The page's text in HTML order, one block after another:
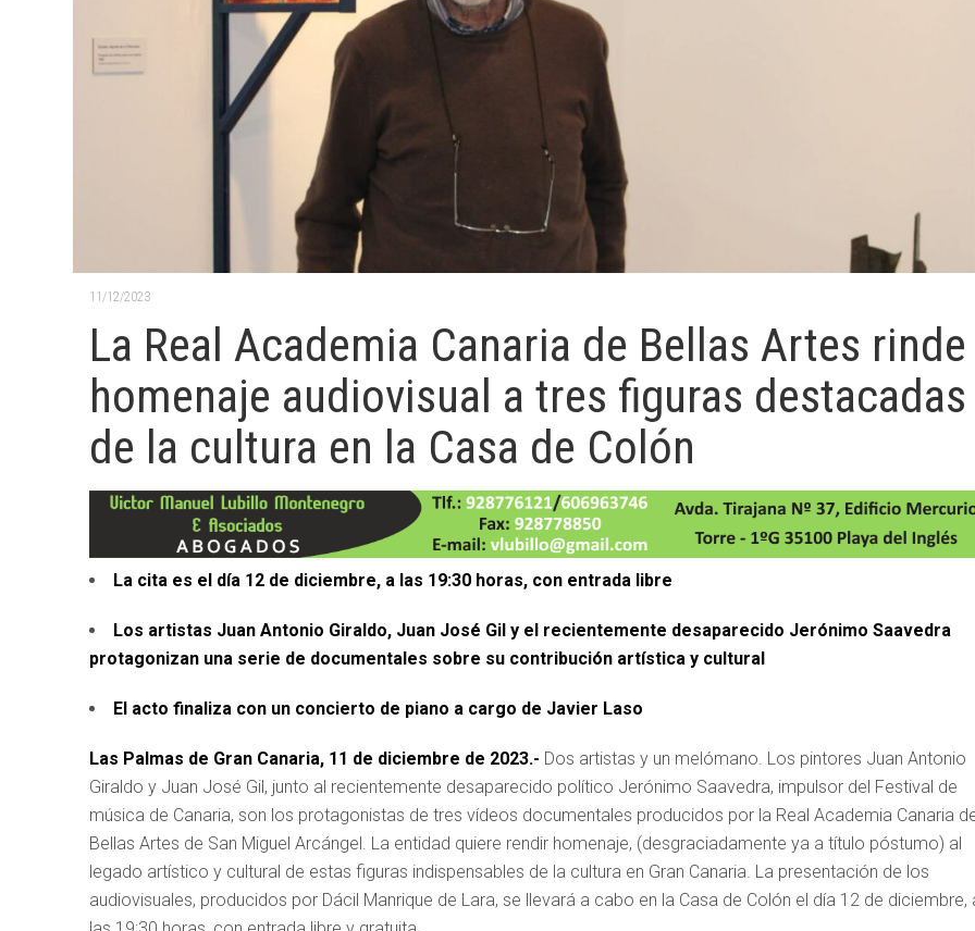
11/12/2023
La Real Academia Canaria de Bellas Artes rinde
homenaje audiovisual a tres figuras destacadas
de la cultura en la Casa de Colón
La cita es el día 12 de diciembre, a las 19:30 horas, con entrada libre
Los artistas Juan Antonio Giraldo, Juan José Gil y el recientemente desaparecido Jerónimo Saavedra
protagonizan una serie de documentales sobre su contribución artística y cultural
El acto finaliza con un concierto de piano a cargo de Javier Laso
Las Palmas de Gran Canaria, 11 de diciembre de 2023.- Dos artistas y un melómano. Los pintores Juan Antonio
Giraldo y Juan José Gil, junto al recientemente desaparecido político Jerónimo Saavedra, impulsor del Festival de
música de Canaria, son los protagonistas de tres vídeos documentales producidos por la Real Academia Canaria
Bellas Artes de San Miguel Arcángel. La entidad quiere rendir homenaje, (desgraciadamente ya a título póstumo) al
legado artístico y cultural de estas figuras indispensables de la cultura en Gran Canaria. La presentación de los
audiovisuales, producidos por Dácil Manrique de Lara, se llevará a cabo en la Casa de Colón el día 12 de diciembre,